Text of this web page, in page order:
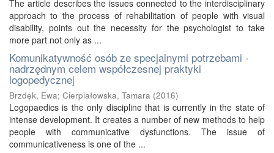
The article describes the issues connected to the interdisciplinary
approach to the process of rehabilitation of people with visual
disability, points out the necessity for the psychologist to take
more part not only as ...
Komunikatywność osób ze specjalnymi potrzebami -
nadrzędnym celem współczesnej praktyki
logopedycznej
Brzdęk, Ewa; Cierpiałowska, Tamara (2016)
Logopaedics is the only discipline that is currently in the state of
intense development. It creates a number of new methods to help
people with communicative dysfunctions. The issue of
communicativeness is one of the ...